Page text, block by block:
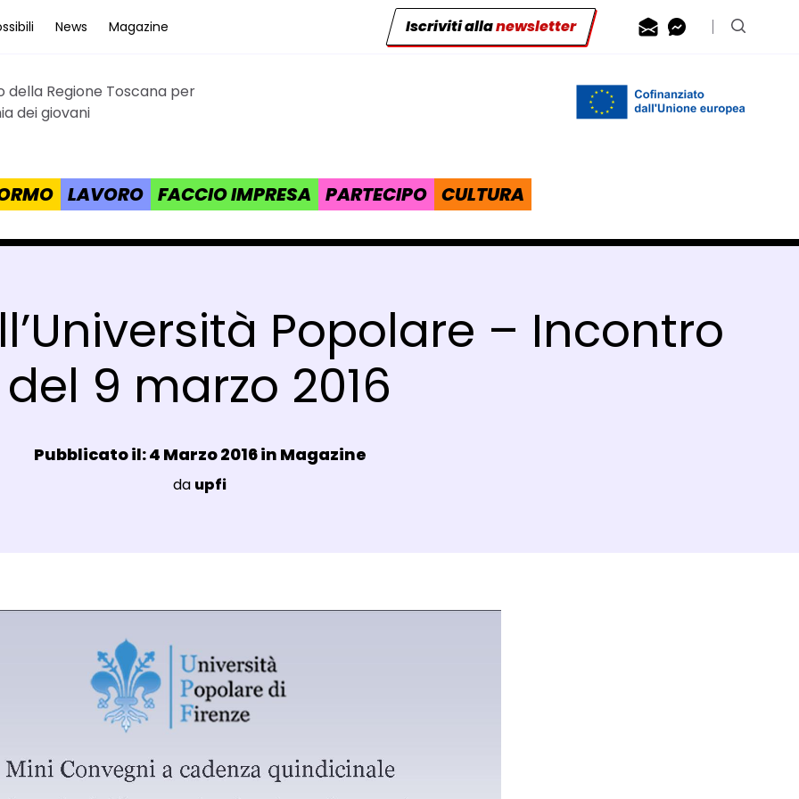
News Magazine Iscriviti allanewsletter Contattaci via
Contattaci
Cerca
della Regione Toscana per
dei giovani
LAVORO FACCIO IMPRESA PARTECIPO CULTURA
Popolare – Incontro
del 9 marzo 2016
Data e ora:
Pubblicato il: 4 Marzo 2016 in Magazine
Luogo:
da upfi
Post Magazine